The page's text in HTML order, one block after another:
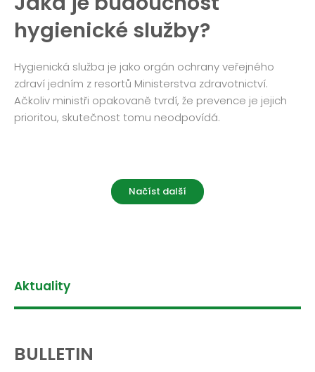
hygienické služby?
Hygienická služba je jako orgán ochrany veřejného
zdraví jedním z resortů Ministerstva zdravotnictví.
Ačkoliv ministři opakovaně tvrdí, že prevence je jejich
prioritou, skutečnost tomu neodpovídá.
Načíst další
Aktuality
BULLETIN